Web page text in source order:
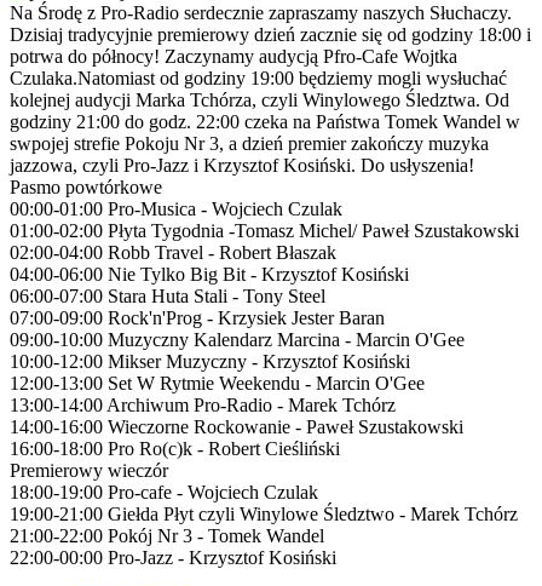
Na Środę z Pro-Radio serdecznie zapraszamy naszych Słuchaczy.
Dzisiaj tradycyjnie premierowy dzień zacznie się od godziny 18:00 i
potrwa do północy! Zaczynamy audycją Pfro-Cafe Wojtka
Czulaka.Natomiast od godziny 19:00 będziemy mogli wysłuchać
kolejnej audycji Marka Tchórza, czyli Winylowego Śledztwa. Od
godziny 21:00 do godz. 22:00 czeka na Państwa Tomek Wandel w
swpojej strefie Pokoju Nr 3, a dzień premier zakończy muzyka
jazzowa, czyli Pro-Jazz i Krzysztof Kosiński. Do usłyszenia!
Pasmo powtórkowe
00:00-01:00 Pro-Musica - Wojciech Czulak
01:00-02:00 Płyta Tygodnia -Tomasz Michel/ Paweł Szustakowski
02:00-04:00 Robb Travel - Robert Błaszak
04:00-06:00 Nie Tylko Big Bit - Krzysztof Kosiński
06:00-07:00 Stara Huta Stali - Tony Steel
07:00-09:00 Rock'n'Prog - Krzysiek Jester Baran
09:00-10:00 Muzyczny Kalendarz Marcina - Marcin O'Gee
10:00-12:00 Mikser Muzyczny - Krzysztof Kosiński
12:00-13:00 Set W Rytmie Weekendu - Marcin O'Gee
13:00-14:00 Archiwum Pro-Radio - Marek Tchórz
14:00-16:00 Wieczorne Rockowanie - Paweł Szustakowski
16:00-18:00 Pro Ro(c)k - Robert Cieśliński
Premierowy wieczór
18:00-19:00 Pro-cafe - Wojciech Czulak
19:00-21:00 Giełda Płyt czyli Winylowe Śledztwo - Marek Tchórz
21:00-22:00 Pokój Nr 3 - Tomek Wandel
22:00-00:00 Pro-Jazz - Krzysztof Kosiński